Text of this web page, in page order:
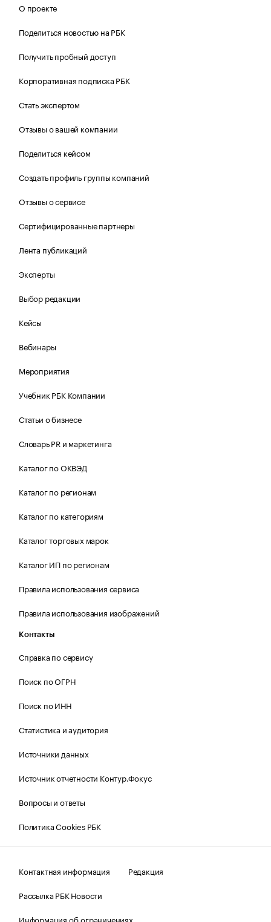
О проекте
Поделиться новостью на РБК
Получить пробный доступ
Корпоративная подписка РБК
Стать экспертом
Отзывы о вашей компании
Поделиться кейсом
Создать профиль группы компаний
Отзывы о сервисе
Сертифицированные партнеры
Лента публикаций
Эксперты
Выбор редакции
Кейсы
Вебинары
Мероприятия
Учебник РБК Компании
Статьи о бизнесе
Словарь PR и маркетинга
Каталог по ОКВЭД
Каталог по регионам
Каталог по категориям
Каталог торговых марок
Каталог ИП по регионам
Правила использования сервиса
Правила использования изображений
Контакты
Справка по сервису
Поиск по ОГРН
Поиск по ИНН
Статистика и аудитория
Источники данных
Источник отчетности Контур.Фокус
Вопросы и ответы
Политика Cookies РБК
Контактная информация
Редакция
Рассылка РБК Новости
Информация об ограничениях